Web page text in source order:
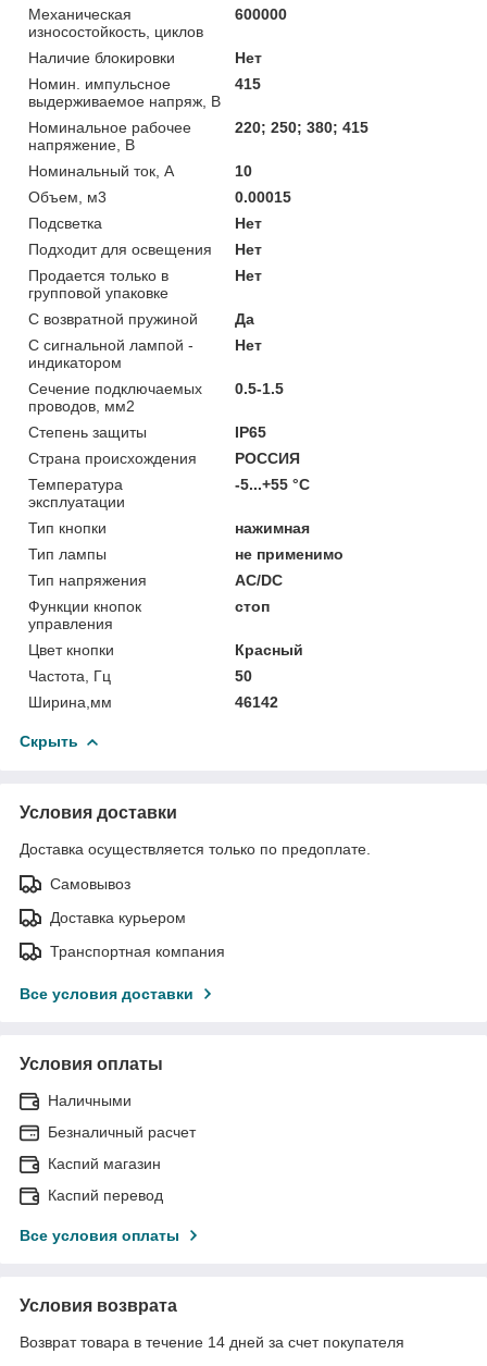
Механическая
износостойкость, циклов
600000
Наличие блокировки
Нет
Номин. импульсное
выдерживаемое напряж, В
415
Номинальное рабочее
напряжение, В
220; 250; 380; 415
Номинальный ток, А
10
Объем, м3
0.00015
Подсветка
Нет
Подходит для освещения
Нет
Продается только в
групповой упаковке
Нет
С возвратной пружиной
Да
С сигнальной лампой -
индикатором
Нет
Сечение подключаемых
проводов, мм2
0.5-1.5
Степень защиты
IP65
Страна происхождения
РОССИЯ
Температура
эксплуатации
-5...+55 °C
Тип кнопки
нажимная
Тип лампы
не применимо
Тип напряжения
AC/DC
Функции кнопок
управления
стоп
Цвет кнопки
Красный
Частота, Гц
50
Ширина,мм
46142
Скрыть
Условия доставки
Доставка осуществляется только по предоплате.
Самовывоз
Доставка курьером
Транспортная компания
Все условия доставки
Условия оплаты
Наличными
Безналичный расчет
Каспий магазин
Каспий перевод
Все условия оплаты
Условия возврата
Возврат товара в течение 14 дней за счет покупателя